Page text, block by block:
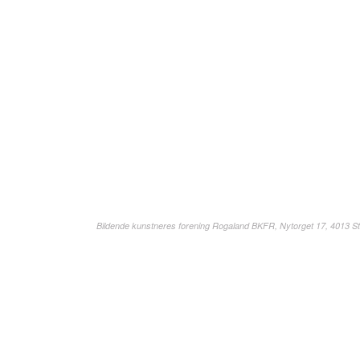
Bildende kunstneres forening Rogaland BKFR, Nytorget 17, 4013